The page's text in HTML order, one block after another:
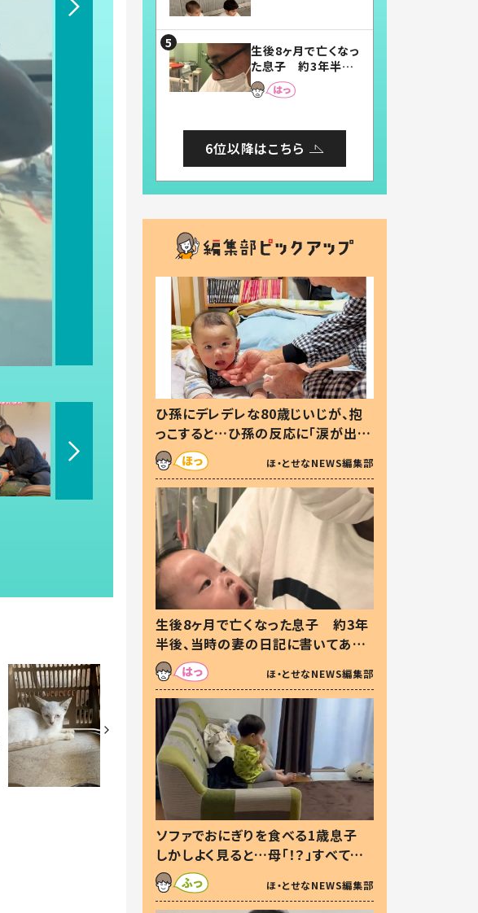
まらない」「幸せにな
れる」
生後8ヶ月で亡くなっ
た息子 約3年半
後、当時の妻の日記
に書いてあった本音
6位以降はこちら
ひ孫にデレデレな80歳じいじが、抱
っこすると…ひ孫の反応に「涙が出ま
した」「可愛くて仕方ない」
ほ・とせなNEWS編集部
生後8ヶ月で亡くなった息子 約3年
半後、当時の妻の日記に書いてあっ
た本音とは
ほ・とせなNEWS編集部
ソファでおにぎりを食べる1歳息子
しかしよく見ると…母「！？」すべてを
察した母の投稿に「可愛いから許
す！」「現行犯〜」
ほ・とせなNEWS編集部